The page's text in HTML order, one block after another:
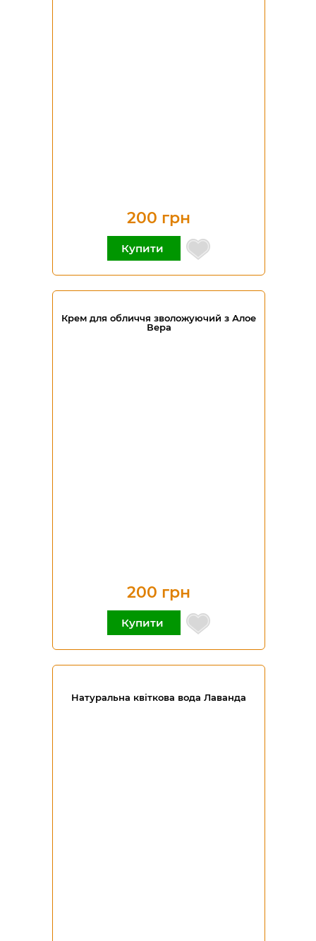
200 грн
Купити
Крем для обличчя зволожуючий з Алое
Вера
200 грн
Купити
Натуральна квіткова вода Лаванда